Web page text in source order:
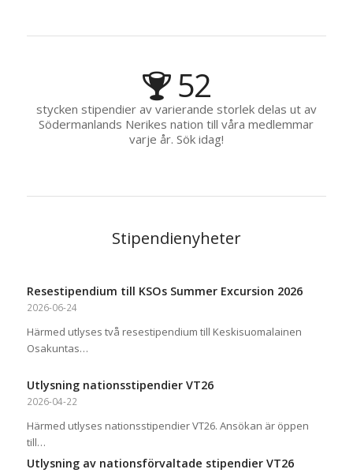
52
stycken stipendier av varierande storlek delas ut av
Södermanlands Nerikes nation till våra medlemmar
varje år. Sök idag!
Stipendienyheter
Resestipendium till KSOs Summer Excursion 2026
2026-06-24
Härmed utlyses två resestipendium till Keskisuomalainen
Osakuntas…
Utlysning nationsstipendier VT26
2026-04-22
Härmed utlyses nationsstipendier VT26. Ansökan är öppen
till…
Utlysning av nationsförvaltade stipendier VT26